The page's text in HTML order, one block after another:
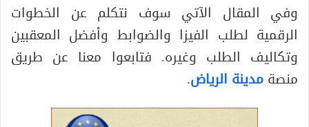
وفي المقال الآتي سوف نتكلم عن الخطوات
الرقمية لطلب الفيزا والضوابط وأفضل المعقبين
وتكاليف الطلب وغيره. فتابعوا معنا عن طريق
منصةمدينة الرياض.